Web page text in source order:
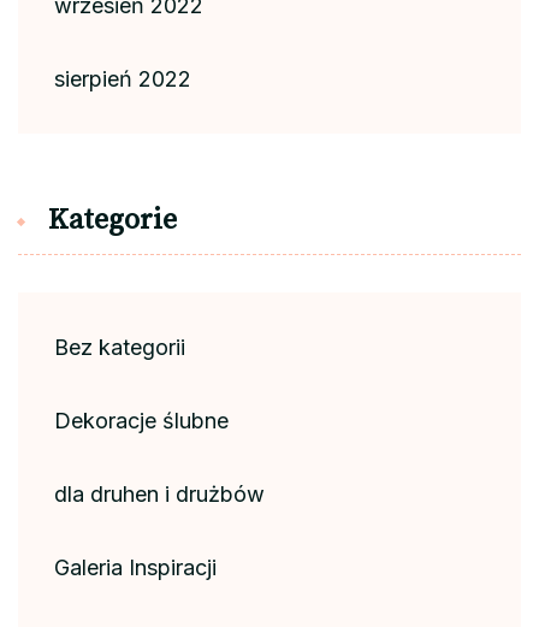
wrzesień 2022
sierpień 2022
Kategorie
Bez kategorii
Dekoracje ślubne
dla druhen i drużbów
Galeria Inspiracji